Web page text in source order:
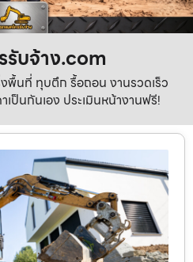
รับจ้าง.com
พื้นที่ ทุบตึก รื้อถอน งานรวดเร็ว
ป็นกันเอง ประเมินหน้างานฟรี!